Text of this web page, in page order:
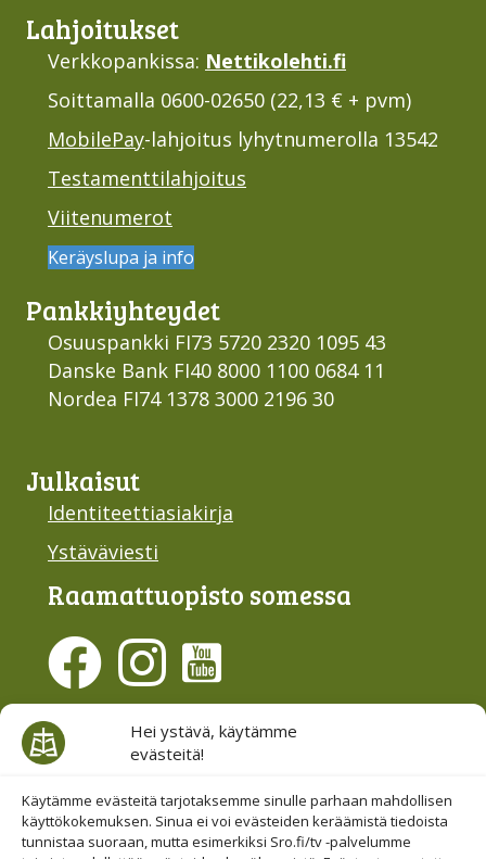
Hei ystävä, käytämme
evästeitä!
Käytämme evästeitä tarjotaksemme sinulle parhaan mahdollisen
käyttökokemuksen. Sinua ei voi evästeiden keräämistä tiedoista
tunnistaa suoraan, mutta esimerkiksi Sro.fi/tv -palvelumme
Lahjoi­tukset
Verkkopankissa: Nettikolehti.fi
Soittamalla 0600-02650 (22,13 € + pvm)
MobilePay-lahjoitus lyhytnumerolla 13542
Testamenttilahjoitus
Viitenumerot
Keräyslupa ja info
Pankki­yhteydet
Osuuspankki FI73 5720 2320 1095 43
Danske Bank FI40 8000 1100 0684 11
Nordea FI74 1378 3000 2196 30
Julkaisut
Identiteettiasiakirja
Ystäväviesti
Raamattu­opisto somessa
Evästesuostumus
Hallinnoi evästeitä
Etsi sivuiltamme